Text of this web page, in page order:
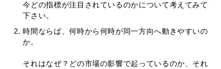
今どの指標が注目されているのかについて考えてみて
下さい。
時間ならば、何時から何時が同一方向へ動きやすいの
か。
それはなぜ？どの市場の影響で起っているのか、それ